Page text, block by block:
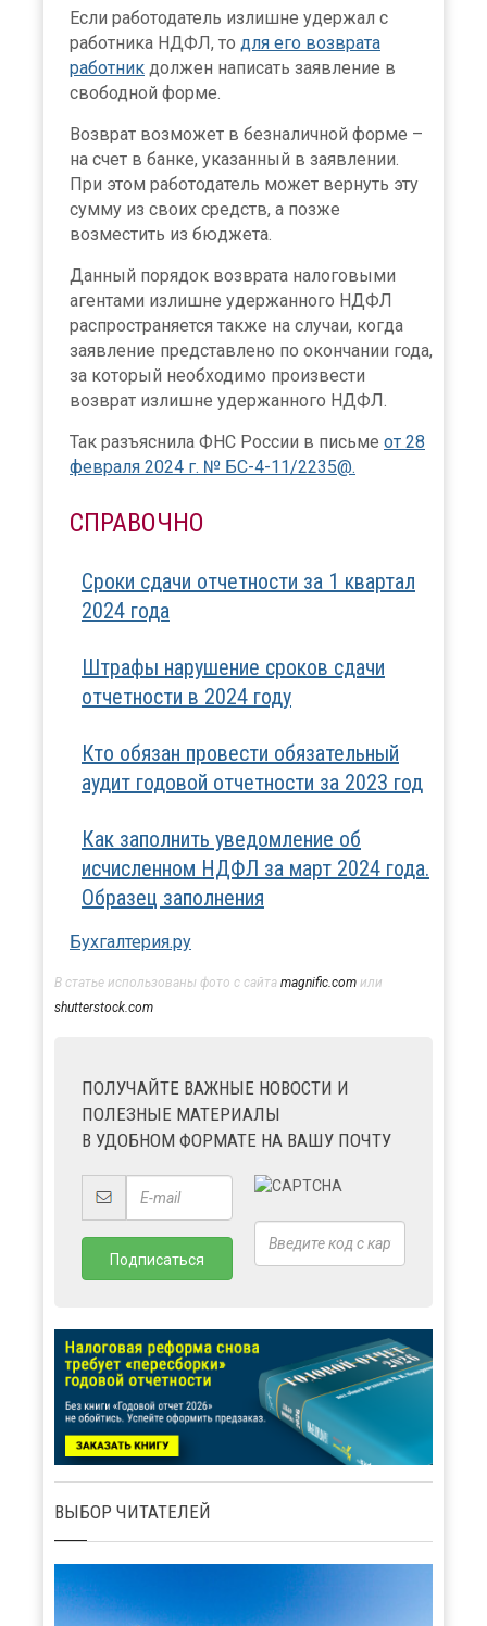
Если работодатель излишне удержал с
работника НДФЛ, то для его возврата
работник должен написать заявление в
свободной форме.
Возврат возможет в безналичной форме –
на счет в банке, указанный в заявлении.
При этом работодатель может вернуть эту
сумму из своих средств, а позже
возместить из бюджета.
Данный порядок возврата налоговыми
агентами излишне удержанного НДФЛ
распространяется также на случаи, когда
заявление представлено по окончании года,
за который необходимо произвести
возврат излишне удержанного НДФЛ.
Так разъяснила ФНС России в письме от 28
февраля 2024 г. № БС-4-11/2235@.
СПРАВОЧНО
Сроки сдачи отчетности за 1 квартал
2024 года
Штрафы нарушение сроков сдачи
отчетности в 2024 году
Кто обязан провести обязательный
аудит годовой отчетности за 2023 год
Как заполнить уведомление об
исчисленном НДФЛ за март 2024 года.
Образец заполнения
Бухгалтерия.ру
В статье использованы фото с сайта magnific.com или
shutterstock.com
ПОЛУЧАЙТЕ ВАЖНЫЕ НОВОСТИ И
ПОЛЕЗНЫЕ МАТЕРИАЛЫ
В УДОБНОМ ФОРМАТЕ НА ВАШУ ПОЧТУ
ВЫБОР ЧИТАТЕЛЕЙ